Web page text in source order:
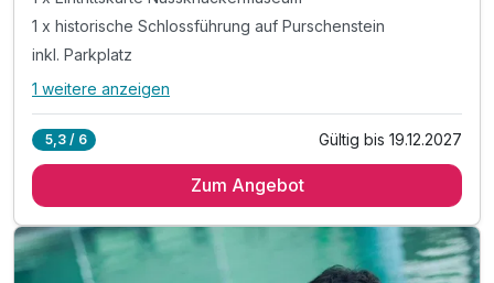
1 x historische Schlossführung auf Purschenstein
inkl. Parkplatz
Alle Inklusivleistungen
1 x Eintrittskarte Nussknackermuseum
inkl. Parkplatz
inkl. W-LAN
1 weitere anzeigen
5,3 / 6 Gültig bis 19.12.2027
Zum Angebot